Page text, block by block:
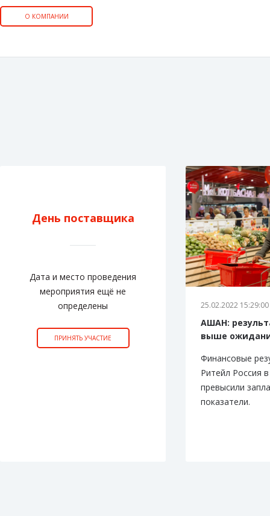
О КОМПАНИИ
День поставщика
Дата и место проведения
мероприятия ещё не
определены
ПРИНЯТЬ УЧАСТИЕ
25.02.2022 15:29:00
АШАН:
выше
Финансовые
Ритейл Россия
превысили
показатели.